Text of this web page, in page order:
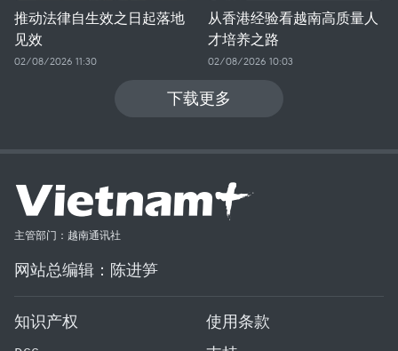
推动法律自生效之日起落地
见效
02/08/2026 11:30
从香港经验看越南高质量人
才培养之路
02/08/2026 10:03
下载更多
主管部门：越南通讯社
网站总编辑：陈进笋
知识产权
使用条款